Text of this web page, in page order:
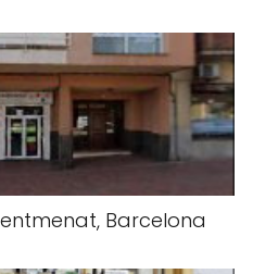
Barcelona